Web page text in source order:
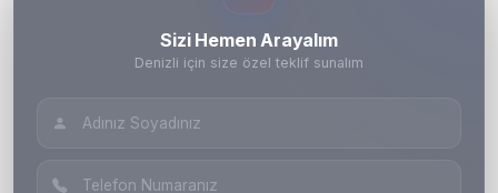
Sizi Hemen Arayalım
Denizli için size özel teklif sunalım